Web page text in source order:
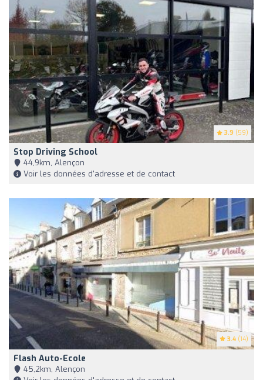
3.9 (59)
Stop Driving School
44,9km, Alençon
Voir les données d'adresse et de contact
3.4 (14)
Flash Auto-Ecole
45,2km, Alençon